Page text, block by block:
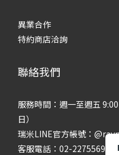
異業合作
特約商店洽詢
聯絡我們
服務時間：週一至週五
日）
瑞米LINE官方帳號：
客服電話：02-22755699